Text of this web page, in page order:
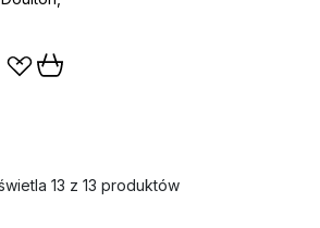
13 z 13 produktów